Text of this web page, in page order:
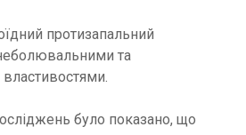
протизапальний
та
було показано, що